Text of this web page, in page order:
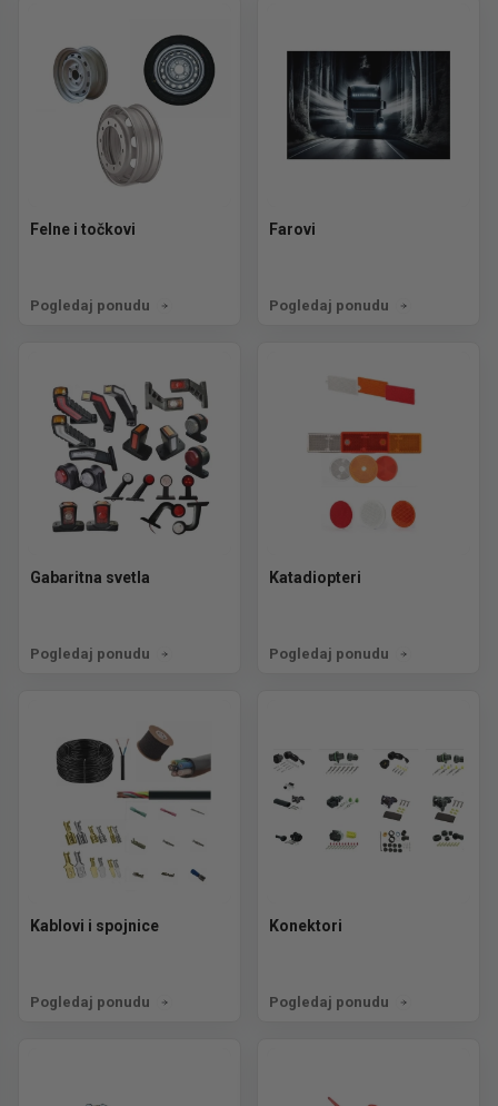
Felne i točkovi
Pogledaj ponudu
Farovi
Pogledaj ponudu
Gabaritna svetla
Pogledaj ponudu
Katadiopteri
Pogledaj ponudu
Kablovi i spojnice
Pogledaj ponudu
Konektori
Pogledaj ponudu